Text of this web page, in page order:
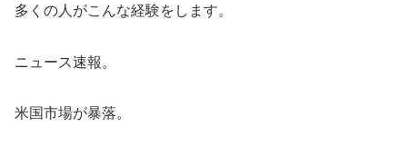
多くの人がこんな経験をします。
ニュース速報。
米国市場が暴落。